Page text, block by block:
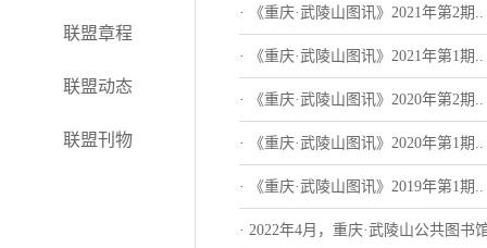
联盟章程
联盟动态
联盟刊物
· 《重庆·武陵山图讯》2021年第2期..
· 《重庆·武陵山图讯》2021年第1期..
· 《重庆·武陵山图讯》2020年第2期..
· 《重庆·武陵山图讯》2020年第1期..
· 《重庆·武陵山图讯》2019年第1期..
· 2022年4月，重庆·武陵山公共图书